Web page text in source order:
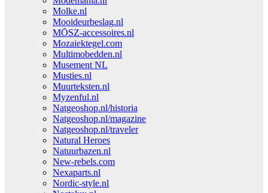
Molke.nl
Mooideurbeslag.nl
MŌSZ-accessoires.nl
Mozaiektegel.com
Multimobedden.nl
Musement NL
Musties.nl
Muurteksten.nl
Myzenful.nl
Natgeoshop.nl/historia
Natgeoshop.nl/magazine
Natgeoshop.nl/traveler
Natural Heroes
Natuurbazen.nl
New-rebels.com
Nexaparts.nl
Nordic-style.nl